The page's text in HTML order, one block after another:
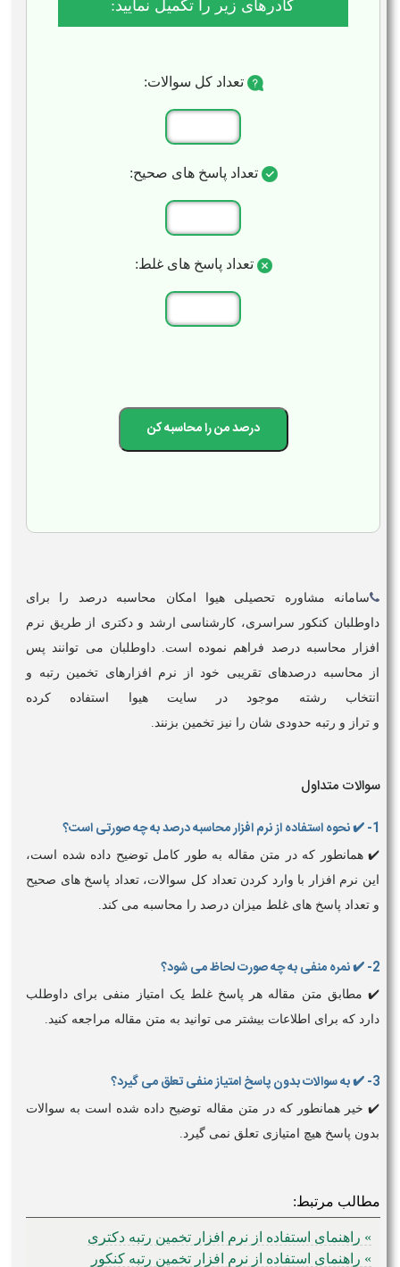
کادرهای زیر را تکمیل نمایید:
تعداد کل سوالات:
تعداد پاسخ های صحیح:
تعداد پاسخ های غلط:
سامانه مشاوره تحصیلیهیوا امکان محاسبه درصد
را برای
داوطلبان کنکور سراسری، کارشناسی ارشد و دکتری از طریق نرم
افزار محاسبه درصد فراهم نموده است. داوطلبان می توانند پس
از محاسبه درصدهایتقریبی خود از نرم افزارهای تخمین رتبه و
انتخاب رشته موجود در سایتهیوا
استفاده کرده
و تراز و رتبه حدودی شان را نیز تخمین بزنند.
سوالات متداول
1- ✔️ نحوه استفاده از نرم افزار محاسبه درصد به چه صورتی است؟
✔️ همانطور که در متن مقاله به طور کامل توضیح داده شده است،
این نرم افزار با وارد کردن تعداد کل سوالات، تعداد پاسخ های صحیح
و تعداد پاسخ های غلط میزان درصد را محاسبه می کند.
2- ✔️ نمره منفی به چه صورت لحاظ می شود؟
✔️ مطابق متن مقاله هر پاسخ غلط یک امتیاز منفی برای داوطلب
دارد که برای اطلاعات بیشتر می توانید به متن مقاله مراجعه کنید.
3- ✔️ به سوالات بدون پاسخ امتیاز منفی تعلق می گیرد؟
✔️ خیر همانطور که در متن مقاله توضیح داده شده است به سوالات
بدون پاسخ هیچ امتیازی تعلق نمی گیرد.
مطالب مرتبط:
» راهنمای استفاده از نرم افزار تخمین رتبه دکتری
» راهنمای استفاده از نرم افزار تخمین رتبه کنکور